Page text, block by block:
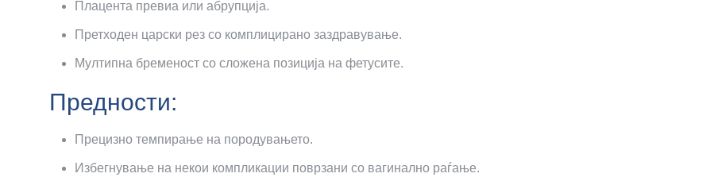
Плацента превиа или абрупција.
Претходен царски рез со комплицирано заздравување.
Мултипна бременост со сложена позиција на фетусите.
Предности:
Прецизно темпирање на породувањето.
Избегнување на некои компликации поврзани со вагинално раѓање.